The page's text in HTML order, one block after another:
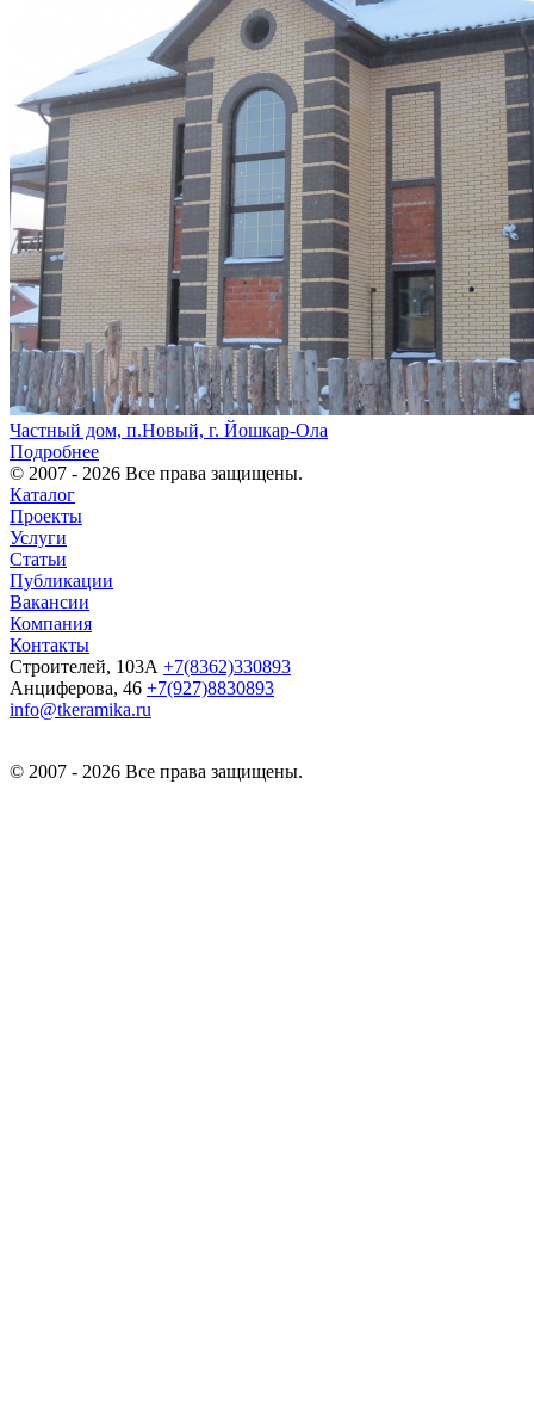
Частный дом, п.Новый, г. Йошкар-Ола
Подробнее
© 2007 - 2026 Все права защищены.
Каталог
Проекты
Услуги
Статьи
Публикации
Вакансии
Компания
Контакты
Строителей, 103А +7(8362)330893
Анциферова, 46 +7(927)8830893
info@tkeramika.ru
© 2007 - 2026 Все права защищены.